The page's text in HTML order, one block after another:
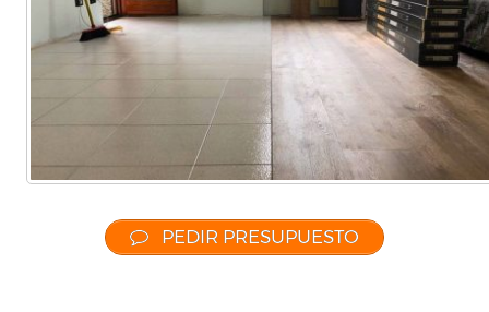
PEDIR PRESUPUESTO